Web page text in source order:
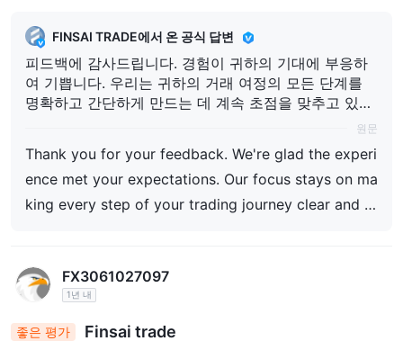
FINSAI TRADE에서 온 공식 답변
피드백에 감사드립니다. 경험이 귀하의 기대에 부응하
여 기쁩니다. 우리는 귀하의 거래 여정의 모든 단계를
명확하고 간단하게 만드는 데 계속 초점을 맞추고 있습
원문
Thank you for your feedback. We're glad the experi
ence met your expectations. Our focus stays on ma
king every step of your trading journey clear and st
FX3061027097
1년 내
좋은 평가 Finsai trade